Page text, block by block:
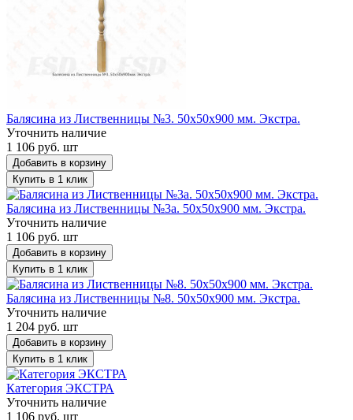
Балясина из Лиственницы №3. 50х50х900 мм. Экстра.
Уточнить наличие
1 106 руб. шт
Добавить в корзину
Купить в 1 клик
Балясина из Лиственницы №3a. 50х50х900 мм. Экстра.
Уточнить наличие
1 106 руб. шт
Добавить в корзину
Купить в 1 клик
Балясина из Лиственницы №8. 50х50х900 мм. Экстра.
Уточнить наличие
1 204 руб. шт
Добавить в корзину
Купить в 1 клик
Категория ЭКСТРА
Уточнить наличие
1 106 руб. шт